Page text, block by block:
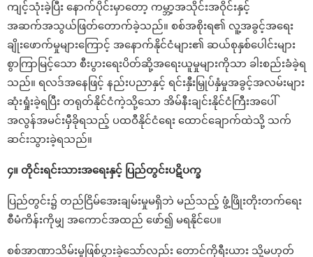
ကျင့်သုံးခဲ့ပြီး နောက်ပိုင်းမှာတော့ ကမ္ဘာ့အသိုင်းအဝိုင်းနှင့်
အဆက်အသွယ်ဖြတ်တောက်ခဲ့သည်။ စစ်အစိုးရ၏ လူ့အခွင့်အရေး
ချိုးဖောက်မှုများကြောင့် အနောက်နိုင်ငံများ၏ ဆယ်စုနှစ်ပေါင်းများ
စွာကြာမြင့်သော စီးပွားရေးပိတ်ဆို့အရေးယူမှုများကိုသာ ခါးစည်းခံခဲ့ရ
သည်။ ရလဒ်အနေဖြင့် နည်းပညာနှင့် ရင်းနှီးမြှုပ်နှံမှုအခွင့်အလမ်းများ
ဆုံးရှုံးခဲ့ရပြီး တရုတ်နိုင်ငံကဲ့သို့သော အိမ်နီးချင်းနိုင်ငံကြီးအပေါ်
အလွန်အမင်းမှီခိုရသည့် ပထဝီနိုင်ငံရေး ထောင်ချောက်ထဲသို့ သက်
ဆင်းသွားခဲ့ရသည်။
၄။ တိုင်းရင်းသားအရေးနှင့် ပြည်တွင်းပဋိပက္ခ
ပြည်တွင်း၌ တည်ငြိမ်အေးချမ်းမှုမရှိဘဲ မည်သည့် ဖွံ့ဖြိုးတိုးတက်ရေး
စီမံကိန်းကိုမျှ အကောင်အထည် ဖော်၍ မရနိုင်ပေ။
စစ်အာဏာသိမ်းမှုဖြစ်ပွားခဲ့သော်လည်း တောင်ကိုရီးယား သို့မဟုတ်